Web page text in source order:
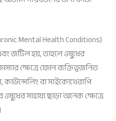
Mental Health Conditions)
জটিল হয়, তাহলে ওষুধের
ক্ষেত্রে যেমন ব্যক্তিত্বজনিত
কাউন্সেলিং বা সাইকোথেরাপি
সাহায্য ছাড়া অনেক ক্ষেত্রে